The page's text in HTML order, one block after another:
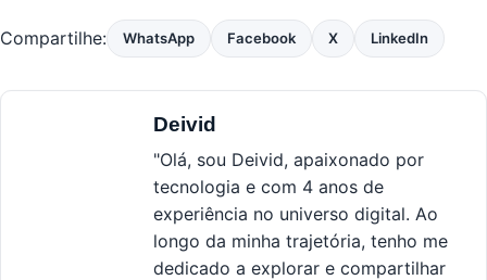
Compartilhe: WhatsApp Facebook X LinkedIn
Deivid
"Olá, sou Deivid, apaixonado por
tecnologia e com 4 anos de
experiência no universo digital. Ao
longo da minha trajetória, tenho me
dedicado a explorar e compartilhar